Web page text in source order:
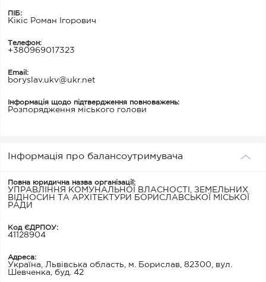
ПІБ:
Кікіс Роман Ігорович
Телефон:
+380969017323
Email:
boryslav.ukv@ukr.net
Інформація щодо підтвердження повноважень:
Розпорядження міського голови
Інформація про балансоутримувача
Повна юридична назва організації:
УПРАВЛІННЯ КОМУНАЛЬНОЇ ВЛАСНОСТІ, ЗЕМЕЛЬНИХ
ВІДНОСИН ТА АРХІТЕКТУРИ БОРИСЛАВСЬКОЇ МІСЬКОЇ
РАДИ
Код ЄДРПОУ:
41128904
Адреса:
Україна, Львівська область, м. Борислав, 82300, вул.
Шевченка, буд. 42